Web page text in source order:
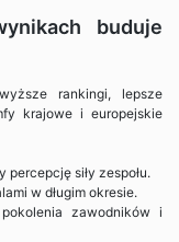
buduje
rankingi, lepsze
krajowe i europejskie
percepcję siły zespołu.
w długim okresie.
zawodników i